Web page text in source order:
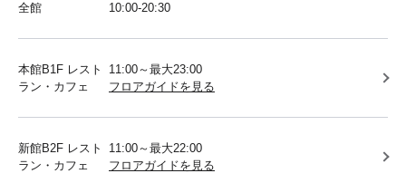
全館 10:00-20:30
本館B1F レスト
ラン・カフェ
11:00～最大23:00
フロアガイドを見る
新館B2F レスト
ラン・カフェ
11:00～最大22:00
フロアガイドを見る